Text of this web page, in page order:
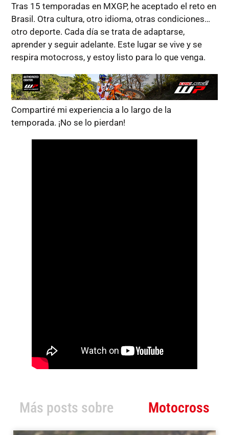
Tras 15 temporadas en MXGP, he aceptado el reto en
Brasil. Otra cultura, otro idioma, otras condiciones…
otro deporte. Cada día se trata de adaptarse,
aprender y seguir adelante. Este lugar se vive y se
respira motocross, y estoy listo para lo que venga.
Compartiré mi experiencia a lo largo de la
temporada. ¡No se lo pierdan!
Más posts sobre Motocross